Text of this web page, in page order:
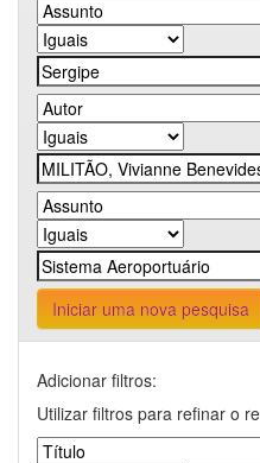
Iniciar uma nova pesquisa
Adicionar filtros:
Utilizar filtros para refinar o